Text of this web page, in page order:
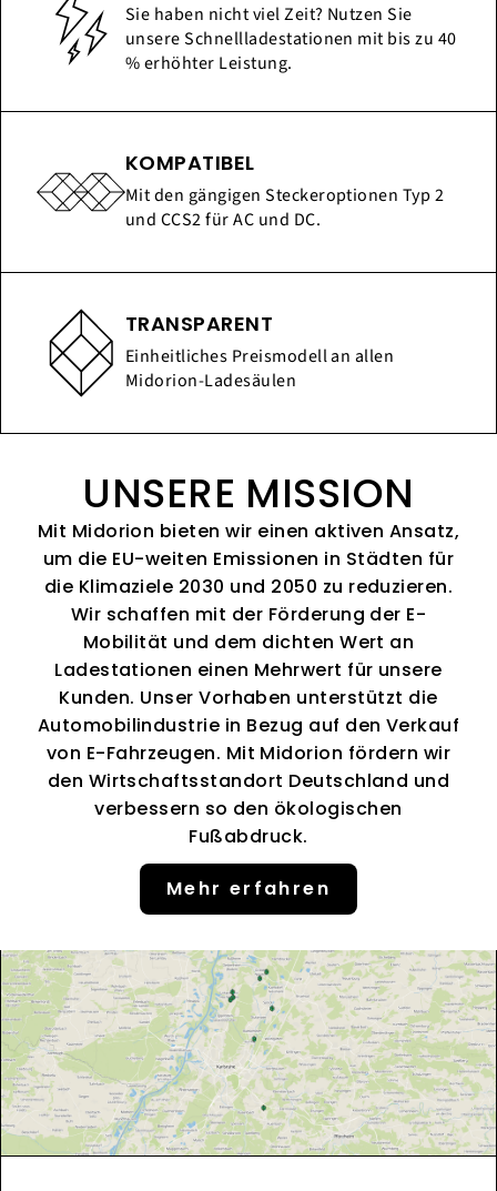
Sie haben nicht viel Zeit? Nutzen Sie
unsere Schnellladestationen mit bis zu 40
% erhöhter Leistung.
KOMPATIBEL
Mit den gängigen Steckeroptionen Typ 2
und CCS2 für AC und DC.
TRANSPARENT
Einheitliches Preismodell an allen
Midorion-Ladesäulen
UNSERE MISSION
Mit Midorion bieten wir einen aktiven Ansatz,
um die EU-weiten Emissionen in Städten für
die Klimaziele 2030 und 2050 zu reduzieren.
Wir schaffen mit der Förderung der E-
Mobilität und dem dichten Wert an
Ladestationen einen Mehrwert für unsere
Kunden. Unser Vorhaben unterstützt die
Automobilindustrie in Bezug auf den Verkauf
von E-Fahrzeugen. Mit Midorion fördern wir
den Wirtschaftsstandort Deutschland und
verbessern so den ökologischen
Fußabdruck.
Mehr erfahren